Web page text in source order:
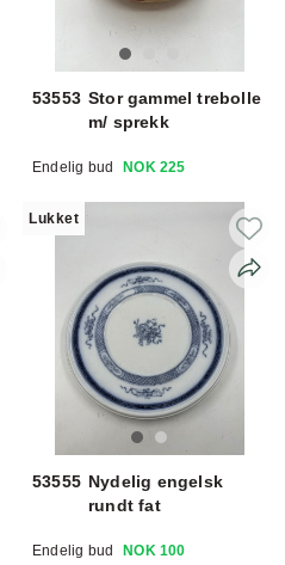
53553 Stor gammel trebolle
m/ sprekk
Endelig bud NOK 225
Lukket
53555 Nydelig engelsk
rundt fat
Endelig bud NOK 100